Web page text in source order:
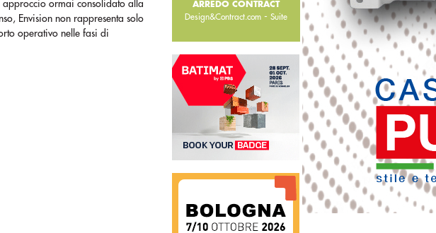
approccio ormai consolidato alla
Envision non rappresenta solo
operativo nelle fasi di
ARREDO CONTRACT
Design&Contract.com -Suite